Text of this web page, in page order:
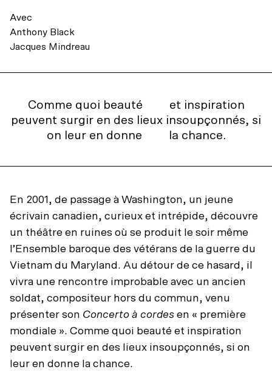
Avec
Anthony Black
Jacques Mindreau
Comme quoi beauté
et inspiration
peuvent surgir en des lieux insoupçonnés, si
on leur en donne
la chance.
En 2001, de passage à Washington, un jeune
écrivain canadien, curieux et intrépide, découvre
un théâtre en ruines où se produit le soir même
l’Ensemble baroque des vétérans de la guerre du
Vietnam du Maryland. Au détour de ce hasard, il
vivra une rencontre improbable avec un ancien
soldat, compositeur hors du commun, venu
présenter son Concerto à cordesen « première
mondiale ». Comme quoi beauté et inspiration
peuvent surgir en des lieux insoupçonnés, si on
leur en donne la chance.